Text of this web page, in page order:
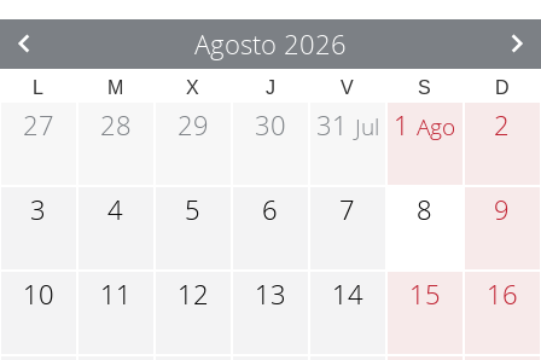
Agosto 2026
L M X J V S D
27 28 29 30 31 Jul 1Ago 2
3 4 5 6 7 8 9
10 11 12 13 14 15 16